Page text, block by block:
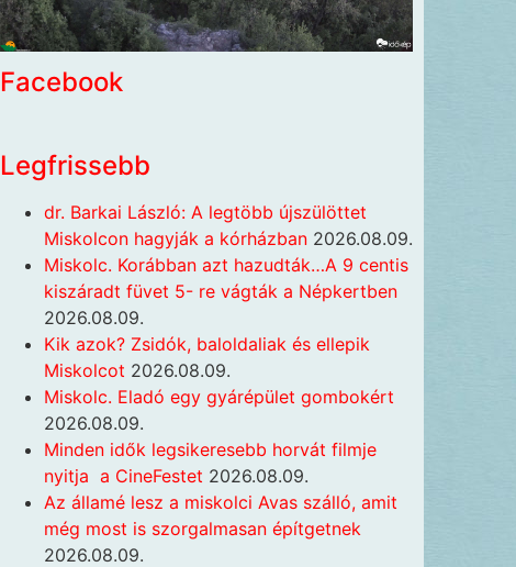
Facebook
Legfrissebb
dr. Barkai László: A legtöbb újszülöttet
Miskolcon hagyják a kórházban 2026.08.09.
Miskolc. Korábban azt hazudták…A 9 centis
kiszáradt füvet 5- re vágták a Népkertben
2026.08.09.
Kik azok? Zsidók, baloldaliak és ellepik
Miskolcot 2026.08.09.
Miskolc. Eladó egy gyárépület gombokért
2026.08.09.
Minden idők legsikeresebb horvát filmje
nyitja a CineFestet 2026.08.09.
Az államé lesz a miskolci Avas szálló, amit
még most is szorgalmasan építgetnek
2026.08.09.